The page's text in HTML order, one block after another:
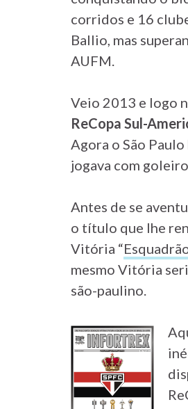
corridos e 16
Ballio, mas
AUFM.
Veio 2013 e logo
ReCopa Sul-
Agora o São Paulo
jogava com
Antes de se
o título que lhe
Vitória “
mesmo Vitória
são-paulino.